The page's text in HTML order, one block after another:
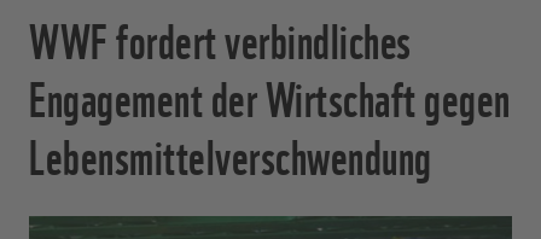
WWF fordert verbindliches
Engagement der Wirtschaft gegen
Lebensmittelverschwendung